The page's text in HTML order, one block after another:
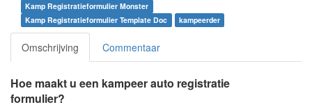
Kamp Registratieformulier Monster
Kamp Registratieformulier Template Doc
kampeerder
Omschrijving Commentaar
Hoe maakt u een kampeer auto registratie
formulier?